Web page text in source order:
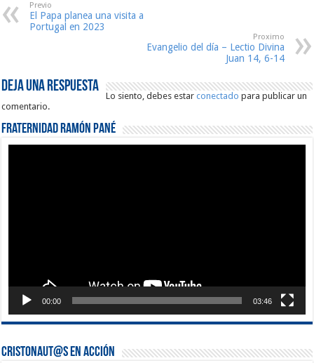
Previo
El Papa planea una visita a
Portugal en 2023
Proximo
Evangelio del día – Lectio Divina
Juan 14, 6-14
Deja una respuesta
Lo siento, debes estarconectado para publicar un
comentario.
Fraternidad Ramón Pané
00:00 03:46
Cristonaut@s en Acción